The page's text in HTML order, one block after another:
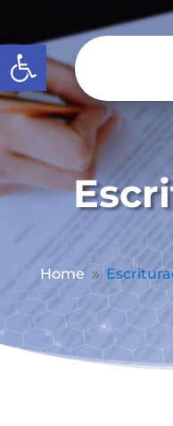
Abrir barra de
Home 9